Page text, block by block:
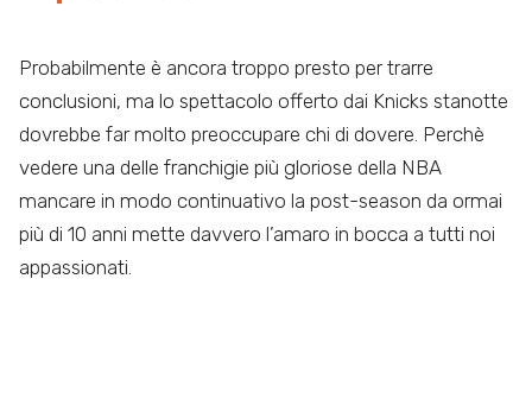
Probabilmente è ancora troppo presto per trarre
conclusioni, ma lo spettacolo offerto dai Knicks stanotte
dovrebbe far molto preoccupare chi di dovere. Perchè
vedere una delle franchigie più gloriose della NBA
mancare in modo continuativo la post-season da ormai
più di 10 anni mette davvero l’amaro in bocca a tutti noi
appassionati.